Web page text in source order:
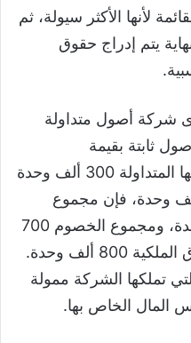
لأنها الأكثر سيولة، ثم
يتم إدراج حقوق
شركة أصول متداولة
وأصول ثابتة بقيمة
1,000,000 وحدة، بينما خصومها المتداولة 300 ألف وحدة
طويلة الأجل 400 ألف وحدة، فإن مجموع
الأصول يساوي 1,500,000 وحدة، ومجموع الخصوم 700
ألف وحدة، وبالتالي تكون حقوق الملكية 800 ألف وحدة.
تملكها الشركة ممولة
المال الخاص بها.